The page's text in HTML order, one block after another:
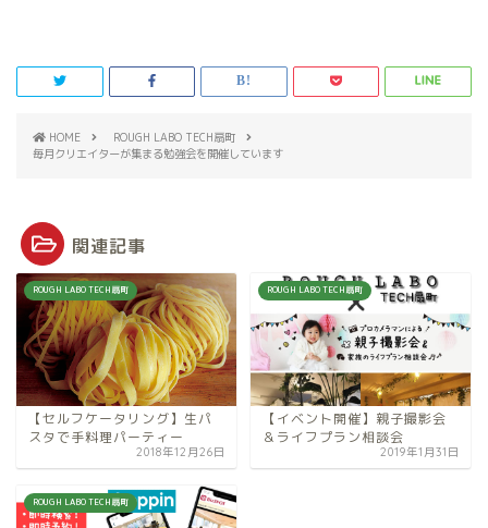
HOME
ROUGH LABO TECH扇町
毎月クリエイターが集まる勉強会を開催しています
関連記事
ROUGH LABO TECH扇町
【セルフケータリング】生パ
スタで手料理パーティー
2018年12月26日
ROUGH LABO TECH扇町
【イベント開催】親子撮影会
＆ライフプラン相談会
2019年1月31日
ROUGH LABO TECH扇町